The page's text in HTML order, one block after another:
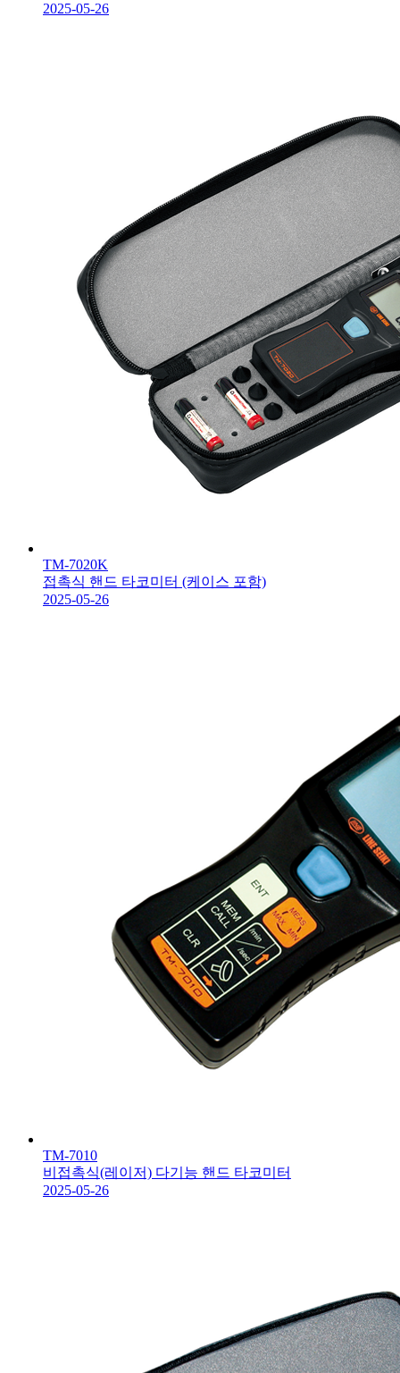
2025-05-26
TM-7020K
접촉식 핸드 타코미터 (케이스 포함)
2025-05-26
TM-7010
비접촉식(레이저) 다기능 핸드 타코미터
2025-05-26